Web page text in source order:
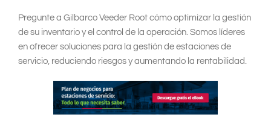
Pregunte a Gilbarco Veeder Root cómo optimizar la gestión
de su inventario y el control de la operación. Somos líderes
en ofrecer soluciones para la gestión de estaciones de
servicio, reduciendo riesgos y aumentando la rentabilidad.